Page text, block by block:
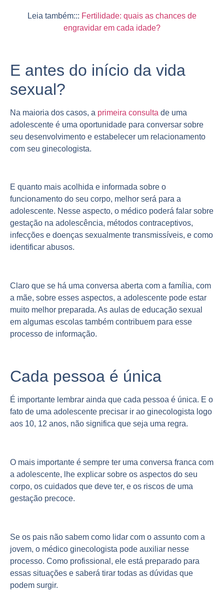
Leia também::: Fertilidade: quais as chances de
engravidar em cada idade?
E antes do início da vida
sexual?
Na maioria dos casos, a primeira consulta de uma
adolescente é uma oportunidade para conversar sobre
seu desenvolvimento e estabelecer um relacionamento
com seu ginecologista.
E quanto mais acolhida e informada sobre o
funcionamento do seu corpo, melhor será para a
adolescente. Nesse aspecto, o médico poderá falar sobre
gestação na adolescência, métodos contraceptivos,
infecções e doenças sexualmente transmissíveis, e como
identificar abusos.
Claro que se há uma conversa aberta com a família, com
a mãe, sobre esses aspectos, a adolescente pode estar
muito melhor preparada. As aulas de educação sexual
em algumas escolas também contribuem para esse
processo de informação.
Cada pessoa é única
É importante lembrar ainda que cada pessoa é única. E o
fato de uma adolescente precisar ir ao ginecologista logo
aos 10, 12 anos, não significa que seja uma regra.
O mais importante é sempre ter uma conversa franca com
a adolescente, lhe explicar sobre os aspectos do seu
corpo, os cuidados que deve ter, e os riscos de uma
gestação precoce.
Se os pais não sabem como lidar com o assunto com a
jovem, o médico ginecologista pode auxiliar nesse
processo. Como profissional, ele está preparado para
essas situações e saberá tirar todas as dúvidas que
podem surgir.